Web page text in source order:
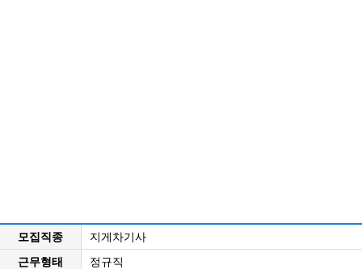
모집직종
지게차기사
근무형태
정규직